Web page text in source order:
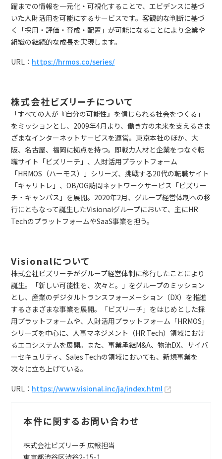
躍までの情報を一元化・可視化することで、エビデンスに基づ
いた人財活用を可能にするサービスです。客観的な判断に基づ
く「採用・評価・育成・配置」が可能になることにより企業や
組織の継続的な成長を実現します。
URL： https://hrmos.co/series/
株式会社ビズリーチについて
「すべての人が『自分の可能性』を信じられる社会をつくる」
をミッションとし、2009年4月より、働き方の未来を支えるさま
ざまなインターネットサービスを運営。東京本社のほか、大
阪、名古屋、福岡に拠点を持つ。即戦力人材と企業をつなぐ転
職サイト「ビズリーチ」、人財活用プラットフォーム
「HRMOS（ハーモス）」シリーズ、挑戦する20代の転職サイト
「キャリトレ」、OB/OG訪問ネットワークサービス「ビズリー
チ・キャンパス」を展開。2020年2月、グループ経営体制への移
行にともなって誕生したVisionalグループにおいて、主にHR
TechのプラットフォームやSaaS事業を担う。
Visionalについて
株式会社ビズリーチがグループ経営体制に移行したことにより
誕生。「新しい可能性を、次々と。」をグループのミッション
とし、産業のデジタルトランスフォーメーション（DX）を推進
するさまざまな事業を展開。「ビズリーチ」をはじめとした採
用プラットフォームや、人財活用プラットフォーム「HRMOS」
シリーズを中心に、人事マネジメント（HR Tech）領域におけ
るエコシステムを展開。また、事業承継M&A、物流DX、サイバ
ーセキュリティ、Sales Techの領域においても、新規事業を
次々に立ち上げている。
URL： https://www.visional.inc/ja/index.html
本件に関するお問い合わせ
株式会社ビズリーチ 広報担当